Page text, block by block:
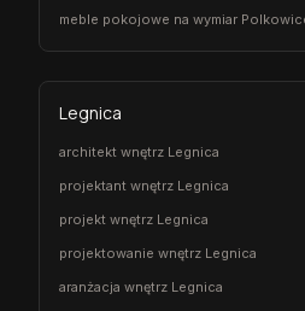
meble pokojowe na wymiar
Legnica
architekt wnętrz Legnica
projektant wnętrz Legnica
projekt wnętrz Legnica
projektowanie wnętrz Legnica
aranżacja wnętrz Legnica